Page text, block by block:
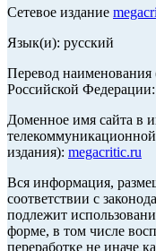
Сетевое издание
Язык(и): русский
Перевод наименования
Российской
Доменное имя сайта в
издания): megacritic.ru
Вся информация,
соответствии с
подлежит
форме, в том числе
переработке не иначе